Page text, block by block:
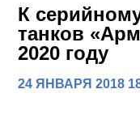
К
танков
2020 году
24 ЯНВАРЯ 2018